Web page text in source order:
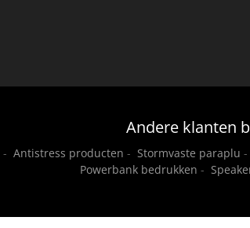
Andere klanten
- Antistress producten - Stormvaste paraplu -
Powerbank bedrukken -